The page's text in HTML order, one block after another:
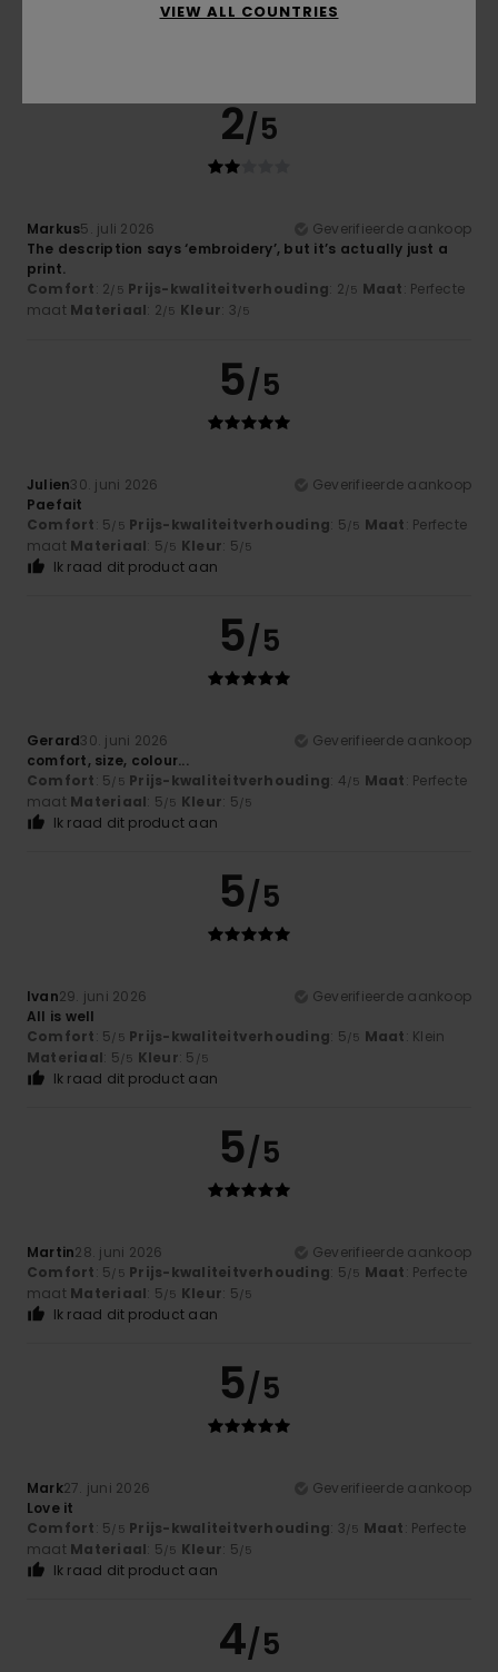
2/5
Markus5. juli 2026
Geverifieerde aankoop
The description says ‘embroidery’, but it’s actually just a
print.
Comfort: 2/5 Prijs-kwaliteitverhouding: 2/5 Maat: Perfecte
maat Materiaal: 2/5 Kleur: 3/5
5/5
Julien30. juni 2026
Geverifieerde aankoop
Paefait
Comfort: 5/5 Prijs-kwaliteitverhouding: 5/5 Maat: Perfecte
maat Materiaal: 5/5 Kleur: 5/5
Ik raad dit product aan
5/5
Gerard30. juni 2026
Geverifieerde aankoop
comfort, size, colour...
Comfort: 5/5 Prijs-kwaliteitverhouding: 4/5 Maat: Perfecte
maat Materiaal: 5/5 Kleur: 5/5
Ik raad dit product aan
5/5
Ivan29. juni 2026
Geverifieerde aankoop
All is well
Comfort: 5/5 Prijs-kwaliteitverhouding: 5/5 Maat: Klein
Materiaal: 5/5 Kleur: 5 /5
Ik raad dit product aan
5/5
Martin28. juni 2026
Geverifieerde aankoop
Comfort: 5/5 Prijs-kwaliteitverhouding: 5/5 Maat: Perfecte
maat Materiaal: 5/5 Kleur: 5/5
Ik raad dit product aan
5/5
Mark27. juni 2026
Geverifieerde aankoop
Love it
Comfort: 5/5 Prijs-kwaliteitverhouding: 3/5 Maat: Perfecte
maat Materiaal: 5/5 Kleur: 5/5
Ik raad dit product aan
4/5
VIEW ALL COUNTRIES